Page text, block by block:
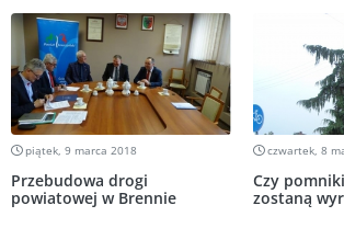
piątek, 9 marca 2018
Przebudowa drogi
powiatowej w Brennie
czwartek, 8
Czy
zostaną